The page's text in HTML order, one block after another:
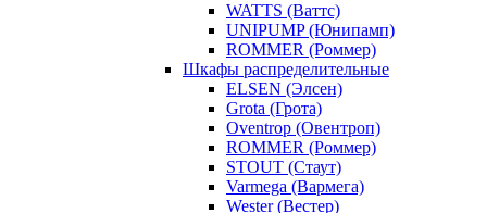
WATTS (Ваттс)
UNIPUMP (Юнипамп)
ROMMER (Роммер)
Шкафы распределительные
ELSEN (Элсен)
Grota (Грота)
Oventrop (Овентроп)
ROMMER (Роммер)
STOUT (Стаут)
Varmega (Вармега)
Wester (Вестер)